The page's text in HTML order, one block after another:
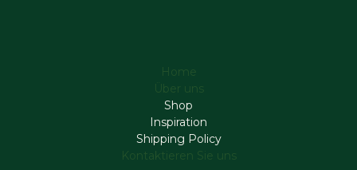
Home
Über uns
Shop
Inspiration
Shipping Policy
Kontaktieren Sie uns